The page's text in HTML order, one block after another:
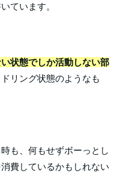
ています。
い状態でしか活動しない部
リング状態のようなも
も、何もせずボーっとし
費しているかもしれない